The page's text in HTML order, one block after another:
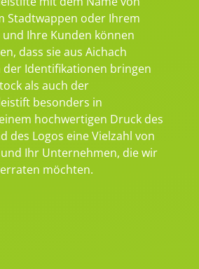
Stadtwappen oder Ihrem
und Ihre Kunden können
dass sie aus Aichach
der Identifikationen bringen
als auch der
besonders in
hochwertigen Druck des
des Logos eine Vielzahl von
Ihr Unternehmen, die wir
möchten.